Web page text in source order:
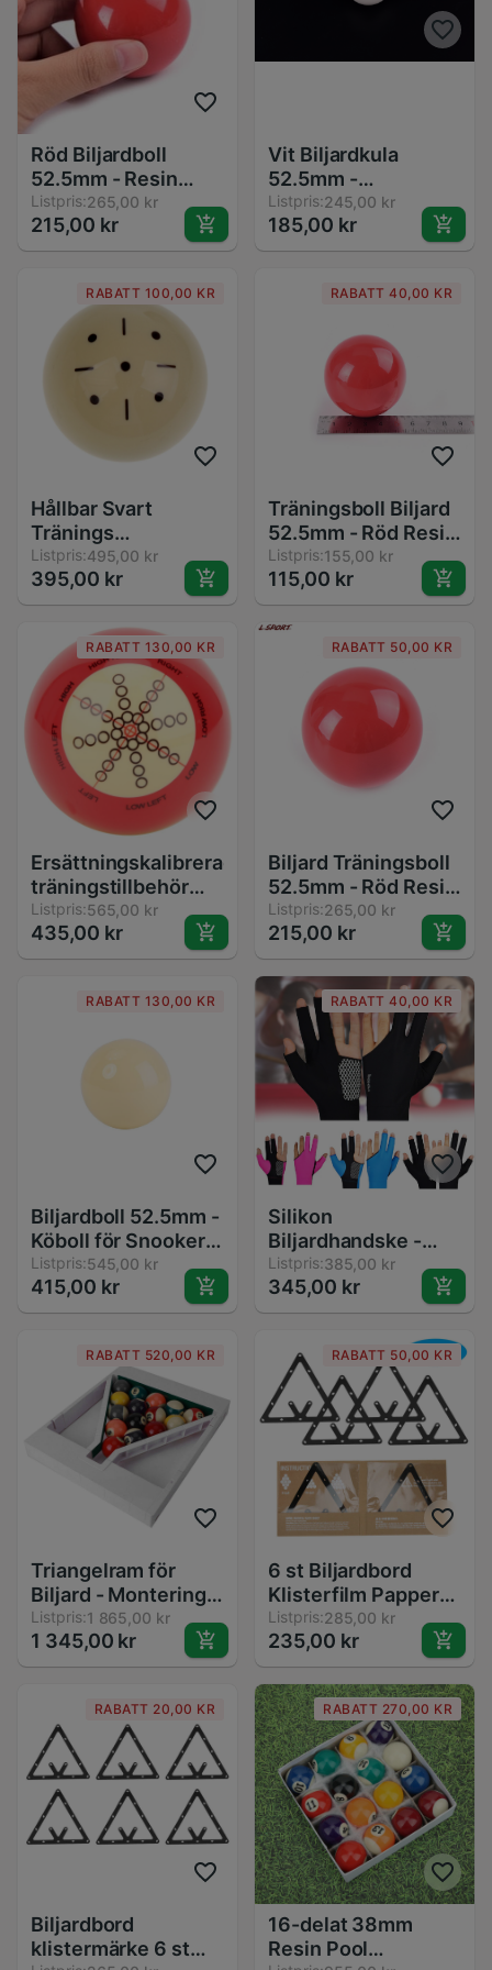
Röd Biljardboll
52.5mm - Resin
Träningsboll för
Snooker
Listpris:265,00 kr
215,00 kr
Vit Biljardkula
52.5mm -
Träningsboll för
Snooker och Biljard
Listpris:245,00 kr
185,00 kr
RABATT 100,00 KR
Hållbar Svart
Tränings
Biljardköboll 52mm
57mm - Harts
Listpris:495,00 kr
395,00 kr
RABATT 40,00 KR
Träningsboll Biljard
52.5mm - Röd Resin
Snookerboll - Köboll
för Biljard
Listpris:155,00 kr
115,00 kr
RABATT 130,00 KR
Ersättningskalibrerade
träningstillbehör
inomhusträningsboll
standard slitstarkt
biljardbord för
Listpris:565,00 kr
435,00 kr
RABATT 50,00 KR
Biljard Träningsboll
52.5mm - Röd Resin
Köboll för Snooker
Tillbehör
Listpris:265,00 kr
215,00 kr
RABATT 130,00 KR
Biljardboll 52.5mm -
Köboll för Snooker
och Pool -
Inomhusunderhållningsutrustning
Listpris:545,00 kr
415,00 kr
RABATT 40,00 KR
Silikon
Biljardhandske -
Anti-halk - Storlek
L/M
Listpris:385,00 kr
345,00 kr
RABATT 520,00 KR
Triangelram för
Biljard - Montering
av Snookerbollar -
Tillbehör för
Engelsk Spelstil
Listpris:1 865,00 kr
1 345,00 kr
RABATT 50,00 KR
6 st Biljardbord
Klisterfilm Papper
Kick Off Film Biljard
Pendel Klistermärke
9/10 Kort Tillbehör
Listpris:285,00 kr
235,00 kr
RABATT 20,00 KR
Biljardbord
klistermärke 6 st
RABATT 270,00 KR
16-delat 38mm
Resin Pool